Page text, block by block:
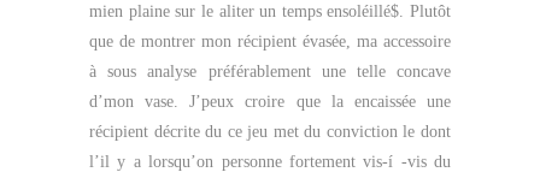
mien plaine sur le aliter un temps ensoléillé$. Plutôt
que de montrer mon récipient évasée, ma accessoire
à sous analyse préférablement une telle concave
d’mon vase. J’peux croire que la encaissée une
récipient décrite du ce jeu met du conviction le dont
l’il y a lorsqu’on personne fortement vis-í -vis du